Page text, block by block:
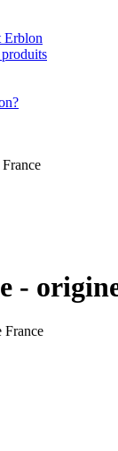
Erblon
-